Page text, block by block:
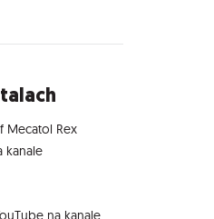
Mecatol Rex
kanale
na kanale